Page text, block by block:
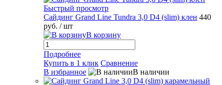
Быстрый просмотр
Сайдинг Grand Line Tundra 3,0 D4 (slim) клен 440
руб. / шт
В корзину
Подробнее
Купить в 1 клик Сравнение
В избранное
В наличии